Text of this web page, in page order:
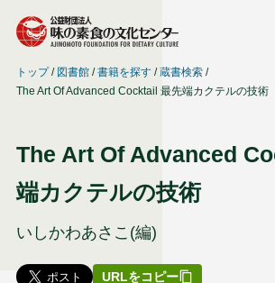
トップ 図書館 書籍を探す
蔵書検索
The Art Of Advanced Cocktail 最先端カクテルの技術
The Art Of Advanced
端カクテルの技術
いしかわあさこ(編)
URLをコピー